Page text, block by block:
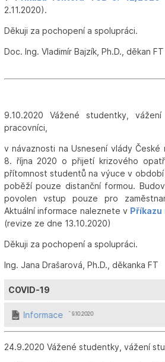
2.11.2020).
Děkuji za pochopení a spolupráci.
Doc. Ing. Vladimír Bajzík, Ph.D., děkan
9.10.2020 Vážené studentky,
pracovníci,
v návaznosti na Usnesení vlády
8. října 2020 o přijetí krizového
přítomnost studentů na výuce v období
poběží pouze distanční formou.
povolen vstup pouze pro
Aktuální informace naleznete v
(revize ze dne 13.10.2020)
Děkuji za pochopení a spolupráci.
Ing. Jana Drašarová, Ph.D., děkanka FT
COVID-19
Informace ˆ 9.10.2020
24.9.2020 Vážené studentky, vážení